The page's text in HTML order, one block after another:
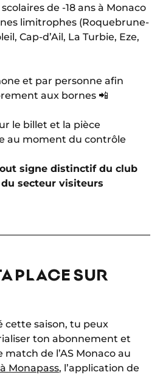
de -18 ans à Monaco
limitrophes (Roquebrune-
Cap-d’Ail, La Turbie, Eze,
et par personne afin
aux bornes 📲
le billet et la pièce
au moment du contrôle
signe distinctif du club
secteur visiteurs
PLACE SUR
cette saison, tu peux
ton abonnement et
de l’AS Monaco au
Monapass, l’application de